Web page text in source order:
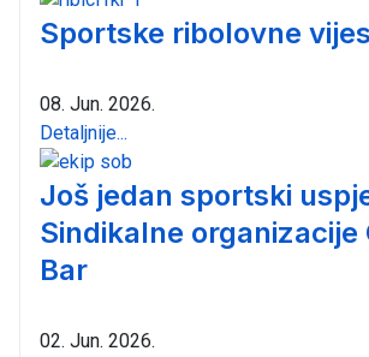
Sportske ribolovne
08. Jun. 2026.
Detaljnije...
Još jedan sportski
Sindikalne organizacije
Bar
02. Jun. 2026.